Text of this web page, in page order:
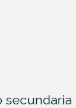
secundaria